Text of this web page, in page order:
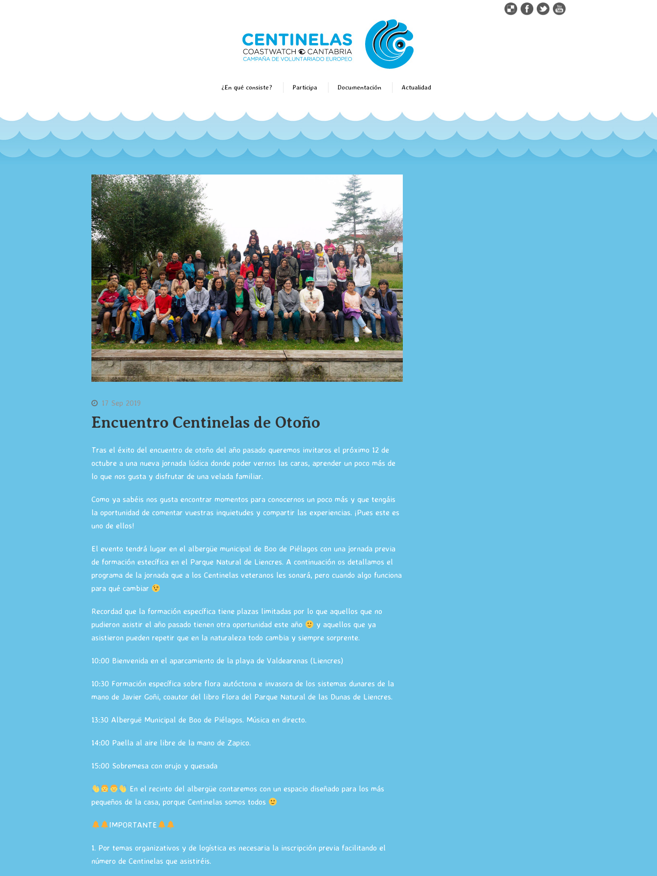
¿En qué consiste? Participa Documentación Actualidad
17 Sep 2019
Encuentro Centinelas de Otoño
Tras el éxito del encuentro de otoño del año pasado queremos invitaros el próximo 12 de
octubre a una nueva jornada lúdica donde poder vernos las caras, aprender un poco más de
lo que nos gusta y disfrutar de una velada familiar.
Como ya sabéis nos gusta encontrar momentos para conocernos un poco más y que tengáis
la oportunidad de comentar vuestras inquietudes y compartir las experiencias. ¡Pues este es
uno de ellos!
El evento tendrá lugar en el albergüe municipal de Boo de Piélagos con una jornada previa
de formación estecífica en el Parque Natural de Liencres. A continuación os detallamos el
programa de la jornada que a los Centinelas veteranos les sonará, pero cuando algo funciona
para qué cambiar
Recordad que la formación específica tiene plazas limitadas por lo que aquellos que no
pudieron asistir el año pasado tienen otra oportunidad este año
y aquellos que ya
asistieron pueden repetir que en la naturaleza todo cambia y siempre sorprente.
10:00 Bienvenida en el aparcamiento de la playa de Valdearenas (Liencres)
10:30 Formación específica sobre flora autóctona e invasora de los sistemas dunares de la
mano de Javier Goñi, coautor del libro Flora del Parque Natural de las Dunas de Liencres.
13:30 Alberguë Municipal de Boo de Piélagos. Música en directo.
14:00 Paella al aire libre de la mano de Zapico.
15:00 Sobremesa con orujo y quesada
En el recinto del albergüe contaremos con un espacio diseñado para los más
pequeños de la casa, porque Centinelas somos todos
IMPORTANTE
1. Por temas organizativos y de logística es necesaria la inscripción previa facilitando el
número de Centinelas que asistiréis.